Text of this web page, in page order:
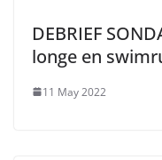
DEBRIEF
longe en
11 May 2022